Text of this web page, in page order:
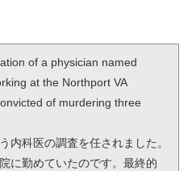
of a physician named
at the Northport VA
of murdering three
内科医の調査を任されました。
に勤めていたのです。最終的